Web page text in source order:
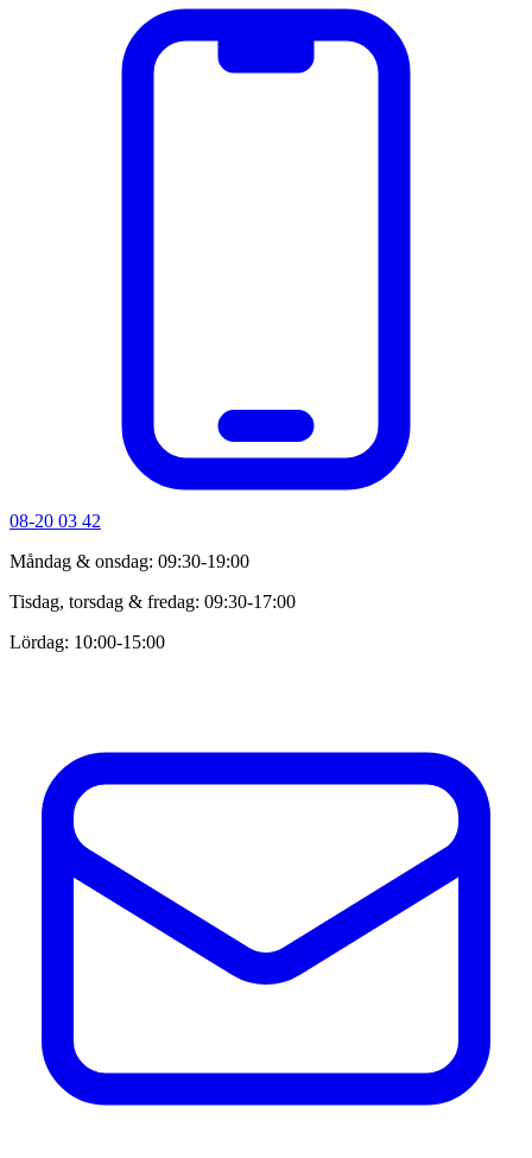
08-20 03 42
Måndag & onsdag: 09:30-19:00
Tisdag, torsdag & fredag: 09:30-17:00
Lördag: 10:00-15:00